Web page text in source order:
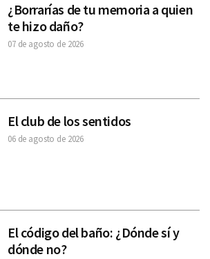
¿Borrarías de tu memoria a quien
te hizo daño?
07 de agosto de 2026
El club de los sentidos
06 de agosto de 2026
El código del baño: ¿Dónde sí y
dónde no?